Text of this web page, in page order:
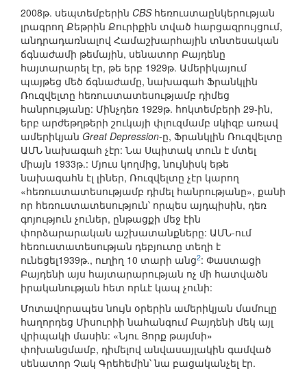
2008թ. սեպտեմբերին CBSհեռուստաընկերության
լրագրող Քեթրին Քուրիքին տված հարցազրույցում,
անդրադառնալով Համաշխարհային տնտեսական
ճգնաժամի թեմային, սենատոր Բայդենը
հայտարարել էր, թե երբ 1929թ. Ամերիկայում
պայթեց մեծ ճգնաժամը, նախագահ Ֆրանկլին
Ռուզվելտը հեռուստատեսությամբ դիմեց
հանրությանը: Մինչդեռ 1929թ. հոկտեմբերի 29-ին,
երբ արժեթղթերի շուկայի փլուզմամբ սկիզբ առավ
ամերիկյան Great Depression-ը, Ֆրանկլին Ռուզվելտը
ԱՄՆ նախագահ չէր: Նա Սպիտակ տուն է մտել
միայն 1933թ.: Մյուս կողմից, նույնիսկ եթե
նախագահն էլ լիներ, Ռուզվելտը չէր կարող
«հեռուստատեսությամբ դիմել հանրությանը», քանի
որ հեռուստատեսություն՝ որպես այդպիսին, դեռ
գոյություն չուներ, ընթացքի մեջ էին
փորձարարական աշխատանքները: ԱՄՆ-ում
հեռուստատեսության դեբյուտը տեղի է
ունեցել1939թ., ուղիղ 10 տարի անց2: Փաստացի
Բայդենի այս հայտարարության ոչ մի հատվածն
իրականության հետ որևէ կապ չունի:
Մոտավորապես նույն օրերին ամերիկյան մամուլը
հաղորդեց Միսուրիի նահանգում Բայդենի մեկ այլ
վրիպակի մասին: «Նյու Յորք թայմսի»
փոխանցմամբ, դիմելով անվասայլակին գամված
սենատոր Չակ Գրեհեմին՝ նա բացականչել էր.